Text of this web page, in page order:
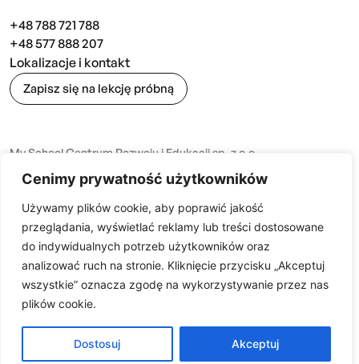
Cenimy prywatność użytkowników
Używamy plików cookie, aby poprawić jakość
przeglądania, wyświetlać reklamy lub treści dostosowane
do indywidualnych potrzeb użytkowników oraz
analizować ruch na stronie. Kliknięcie przycisku „Akceptuj
wszystkie” oznacza zgodę na wykorzystywanie przez nas
plików cookie.
Dostosuj Akceptuj
+48 788 721 788
+48 577 888 207
Lokalizacje i kontakt
Zapisz się na lekcję próbną
My School Centrum Rozwoju i Edukacji sp. z o.o.
NIP: 668 202 12 14 REGON: 54 441436 4
© 2026 MySchool · Wszelkie prawa zastrzezone
Projekt i wykonanie:
Dynamite Studio